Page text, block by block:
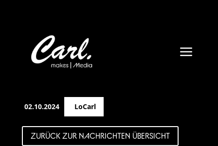
a
02.10.2024 LoCarl
ZURÜCK ZUR NACHRICHTEN ÜBERSICHT